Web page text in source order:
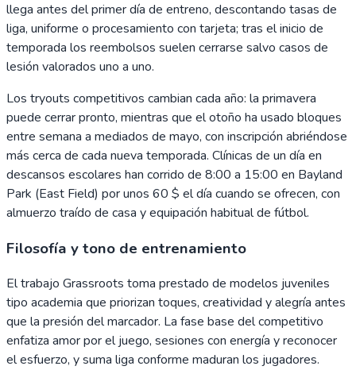
llega antes del primer día de entreno, descontando tasas de
liga, uniforme o procesamiento con tarjeta; tras el inicio de
temporada los reembolsos suelen cerrarse salvo casos de
lesión valorados uno a uno.
Los tryouts competitivos cambian cada año: la primavera
puede cerrar pronto, mientras que el otoño ha usado bloques
entre semana a mediados de mayo, con inscripción abriéndose
más cerca de cada nueva temporada. Clínicas de un día en
descansos escolares han corrido de 8:00 a 15:00 en Bayland
Park (East Field) por unos 60 $ el día cuando se ofrecen, con
almuerzo traído de casa y equipación habitual de fútbol.
Filosofía y tono de entrenamiento
El trabajo Grassroots toma prestado de modelos juveniles
tipo academia que priorizan toques, creatividad y alegría antes
que la presión del marcador. La fase base del competitivo
enfatiza amor por el juego, sesiones con energía y reconocer
el esfuerzo, y suma liga conforme maduran los jugadores.